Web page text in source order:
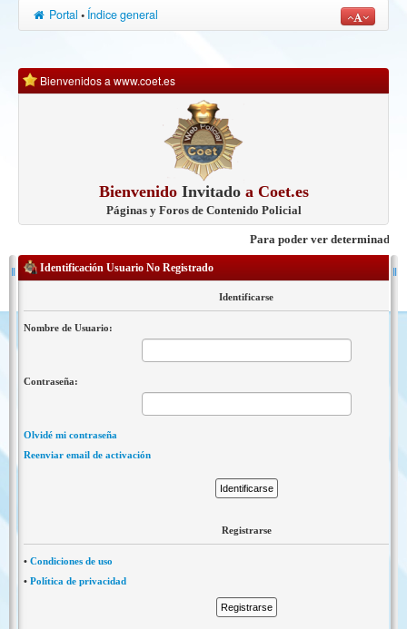
Portal • Índice general
Bienvenidos a www.coet.es
BienvenidoInvitado a Coet.es
Páginas y Foros de Contenido Policial
Para poder ver determinados
Identificación Usuario No Registrado
Identificarse
Nombre de Usuario:
Contraseña:
Olvidé mi contraseña
Reenviar email de activación
Registrarse
• Condiciones de uso
• Política de privacidad